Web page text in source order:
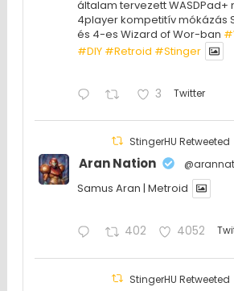
általam tervezett WASDPad+
4player kompetitív mókázás
és 4-es Wizard of Wor-ban
#DIY #Retroid #Stinger
3 Twitter
StingerHU Retweeted
Aran Nation
Samus Aran | Metroid
402 4052
StingerHU Retweeted